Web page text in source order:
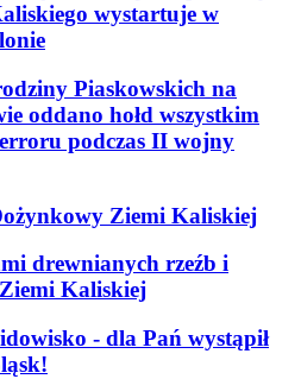
wystartuje w
Piaskowskich na
oddano hołd wszystkim
podczas II wojny
Ziemi Kaliskiej
drewnianych rzeźb i
Kaliskiej
- dla Pań wystąpił